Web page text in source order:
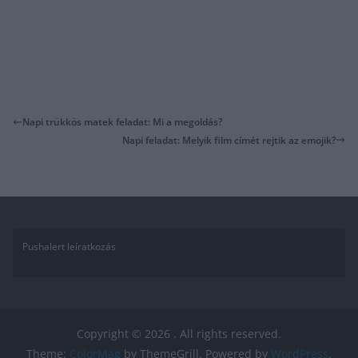
Napi trükkös matek feladat: Mi a megoldás?
Napi feladat: Melyik film címét rejtik az emojik?
Pushalert leíratkozás
Copyright © 2026 . All rights reserved.
Theme: ColorMag by ThemeGrill. Powered by WordPress.